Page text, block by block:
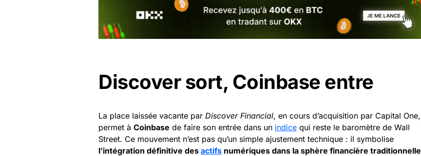
Discover sort, Coinbase entre
La place laissée vacante par Discover Financial, en cours d’acquisition par Capital One,
permet à Coinbase de faire son entrée dans un indice qui reste le baromètre de Wall
Street. Ce mouvement n’est pas qu’un simple ajustement technique : il symbolise
l’intégration définitive des actifs numériques dans la sphère financière traditionnelle